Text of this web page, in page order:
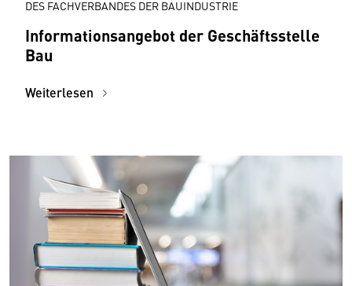
DES FACHVERBANDES DER BAUINDUSTRIE
Informationsangebot der Geschäftsstelle
Bau
Weiterlesen